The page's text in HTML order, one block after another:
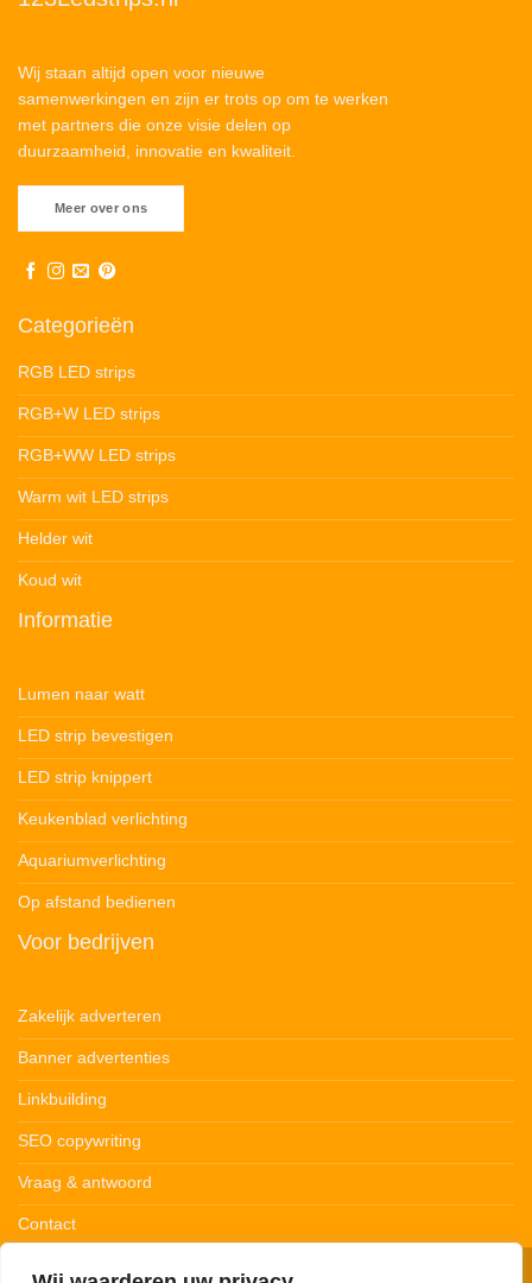
Wij staan altijd open voor nieuwe
samenwerkingen en zijn er trots op om te werken
met partners die onze visie delen op
duurzaamheid, innovatie en kwaliteit.
Meer over ons
Categorieën
RGB LED strips
RGB+W LED strips
RGB+WW LED strips
Warm wit LED strips
Helder wit
Koud wit
Informatie
Lumen naar watt
LED strip bevestigen
LED strip knippert
Keukenblad verlichting
Aquariumverlichting
Op afstand bedienen
Voor bedrijven
Zakelijk adverteren
Banner advertenties
Linkbuilding
SEO copywriting
Vraag & antwoord
Contact